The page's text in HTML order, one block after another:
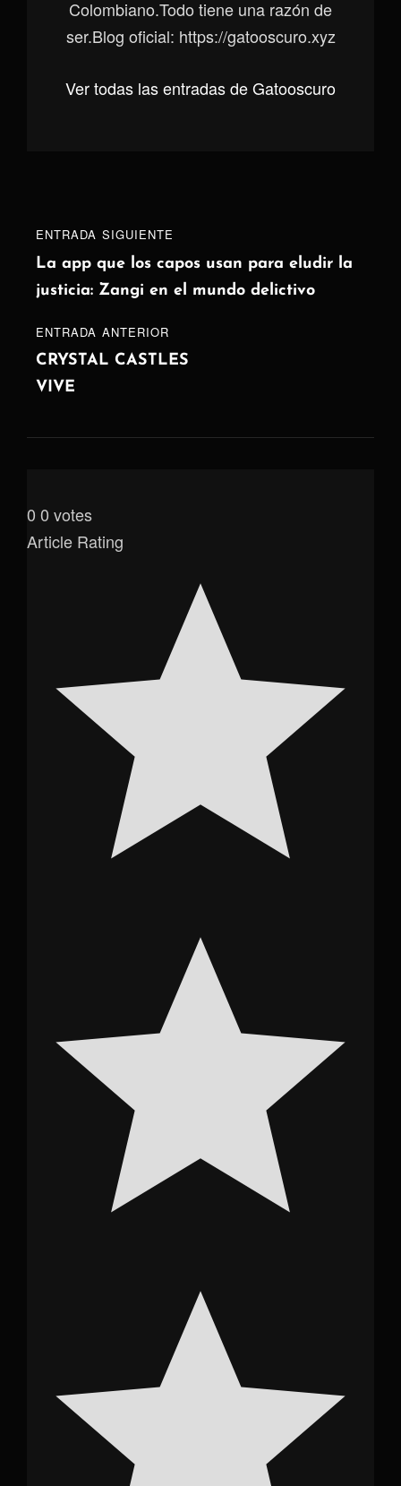
Colombiano.Todo tiene una razón de
ser.Blog oficial: https://gatooscuro.xyz
Ver todas las entradas de Gatooscuro
Navegación
de
entradas
ENTRADA
ANTERIOR
ENTRADA ANTERIOR
CRYSTAL CASTLES
VIVE
Entrada
siguiente
ENTRADA SIGUIENTE
La app que los capos usan para eludir la
justicia: Zangi en el mundo delictivo
0 0 votes
Article Rating